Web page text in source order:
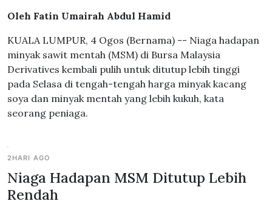
Oleh Fatin Umairah Abdul Hamid
KUALA LUMPUR, 4 Ogos (Bernama) -- Niaga hadapan
minyak sawit mentah (MSM) di Bursa Malaysia
Derivatives kembali pulih untuk ditutup lebih tinggi
pada Selasa di tengah-tengah harga minyak kacang
soya dan minyak mentah yang lebih kukuh, kata
seorang peniaga.
2HARI AGO
Niaga Hadapan MSM Ditutup Lebih
Rendah